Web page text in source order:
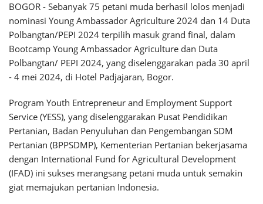
BOGOR - Sebanyak 75 petani muda berhasil lolos menjadi
nominasi Young Ambassador Agriculture 2024 dan 14 Duta
Polbangtan/PEPI 2024 terpilih masuk grand final, dalam
Bootcamp Young Ambassador Agriculture dan Duta
Polbangtan/ PEPI 2024, yang diselenggarakan pada 30 april
- 4 mei 2024, di Hotel Padjajaran, Bogor.
Program Youth Entrepreneur and Employment Support
Service (YESS), yang diselenggarakan Pusat Pendidikan
Pertanian, Badan Penyuluhan dan Pengembangan SDM
Pertanian (BPPSDMP), Kementerian Pertanian bekerjasama
dengan International Fund for Agricultural Development
(IFAD) ini sukses merangsang petani muda untuk semakin
giat memajukan pertanian Indonesia.